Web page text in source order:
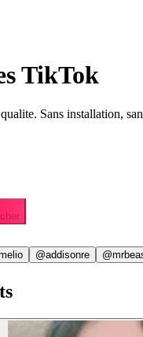
TikTok
Sans installation,
@addisonre